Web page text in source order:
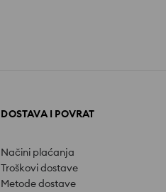
DOSTAVA I POVRAT
Načini plaćanja
Troškovi dostave
Metode dostave